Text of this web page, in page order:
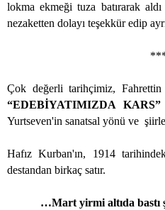
lokma ekmeği tuza batırarak
nezaketten dolayı teşekkür edip
Çok değerli tarihçimiz, Fahrettin
“EDEBİYATIMIZDA KARS”
Yurtseven'in sanatsal yönü ve
Hafız Kurban'ın, 1914
destandan birkaç satır.
…Mart yirmi altıda bastı